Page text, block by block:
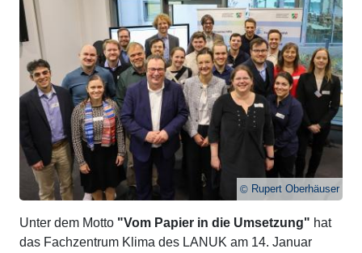
Rupert Oberhäuser
Unter dem Motto "Vom Papier in die Umsetzung" hat
das Fachzentrum Klima des LANUK am 14. Januar